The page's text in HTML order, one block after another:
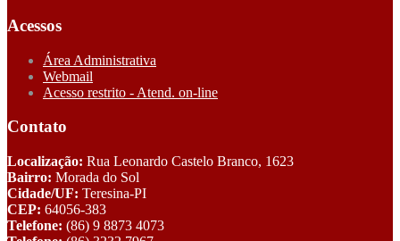
Acessos
Área Administrativa
Webmail
Acesso restrito - Atend. on-line
Contato
Localização: Rua Leonardo Castelo Branco, 1623
Bairro: Morada do Sol
Cidade/UF: Teresina-PI
CEP: 64056-383
Telefone: (86) 9 8873 4073